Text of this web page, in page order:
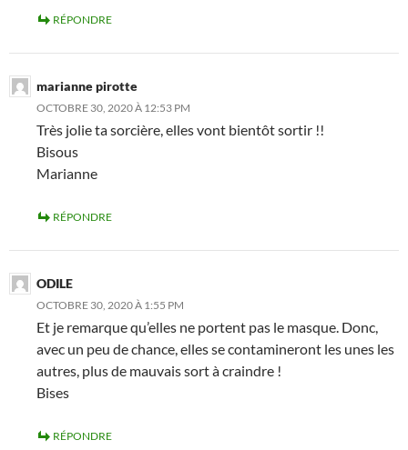
RÉPONDRE
marianne pirotte
OCTOBRE 30, 2020 À 12:53 PM
Très jolie ta sorcière, elles vont bientôt sortir !!
Bisous
Marianne
RÉPONDRE
ODILE
OCTOBRE 30, 2020 À 1:55 PM
Et je remarque qu’elles ne portent pas le masque. Donc,
avec un peu de chance, elles se contamineront les unes les
autres, plus de mauvais sort à craindre !
Bises
RÉPONDRE